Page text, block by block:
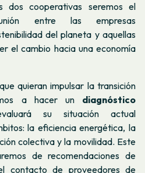
dos cooperativas seremos el
entre las empresas
del planeta y aquellas
el cambio hacia una economía
quieran impulsar la transición
a hacer un diagnóstico
su situación actual
la eficiencia energética, la
colectiva y la movilidad. Este
de recomendaciones de
contacto de proveedores de